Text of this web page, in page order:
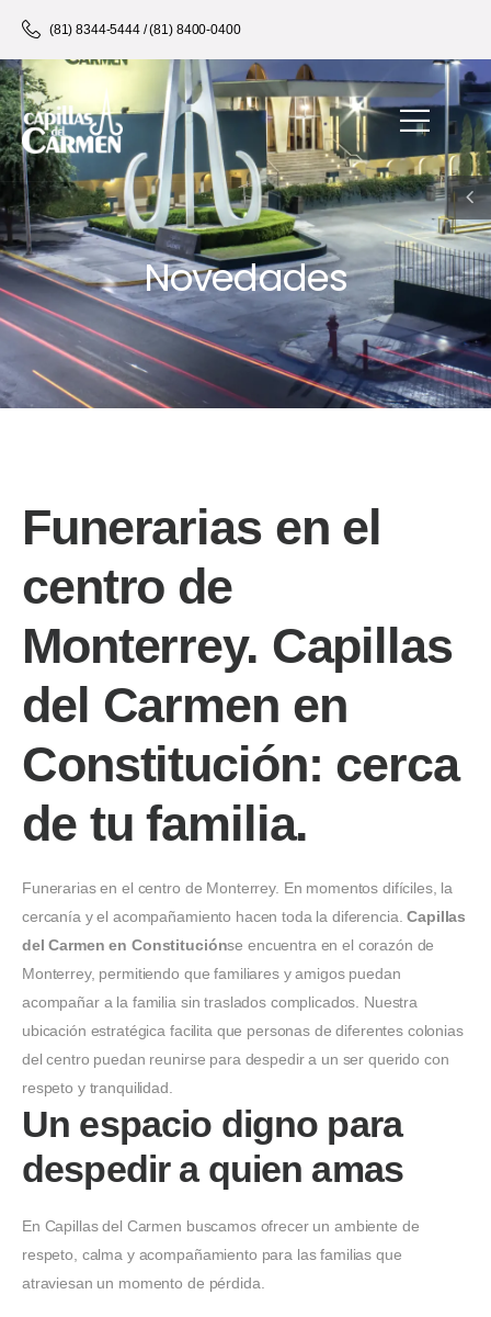
(81) 8344-5444 / (81) 8400-0400
Novedades
Funerarias en el
centro de
Monterrey. Capillas
del Carmen en
Constitución: cerca
de tu familia.
Funerarias en el centro de Monterrey. En momentos difíciles, la
cercanía y el acompañamiento hacen toda la diferencia.Capillas
del Carmen en Constituciónse encuentra en el corazón de
Monterrey, permitiendo que familiares y amigos puedan
acompañar a la familia sin traslados complicados. Nuestra
ubicación estratégica facilita que personas de diferentes colonias
del centro puedan reunirse para despedir a un ser querido con
respeto y tranquilidad.
Un espacio digno para
despedir a quien amas
En Capillas del Carmen buscamos ofrecer un ambiente de
respeto, calma y acompañamiento para las familias que
atraviesan un momento de pérdida.